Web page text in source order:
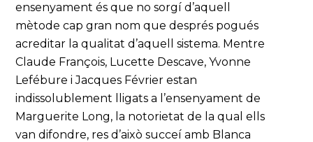
ensenyament és que no sorgí d’aquell
mètode cap gran nom que després pogués
acreditar la qualitat d’aquell sistema. Mentre
Claude François, Lucette Descave, Yvonne
Lefébure i Jacques Février estan
indissolublement lligats a l’ensenyament de
Marguerite Long, la notorietat de la qual ells
van difondre, res d’això succeí amb Blanca